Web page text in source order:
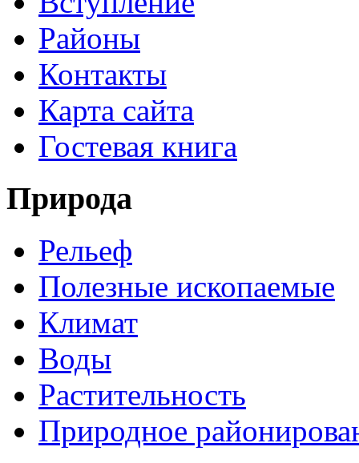
Районы
Контакты
Карта сайта
Гостевая книга
Природа
Рельеф
Полезные ископаемые
Климат
Воды
Растительность
Природное